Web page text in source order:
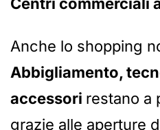
Anche lo shopping
Abbigliamento,
accessori restano a
grazie alle aperture